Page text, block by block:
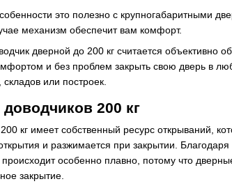
это полезно с крупногабаритными
механизм обеспечит вам комфорт.
дверной до 200 кг считается
и без проблем закрыть свою дверь в
или построек.
200 кг
кг имеет собственный ресурс открываний,
и разжимается при закрытии.
особенно плавно, потому что
закрытие.